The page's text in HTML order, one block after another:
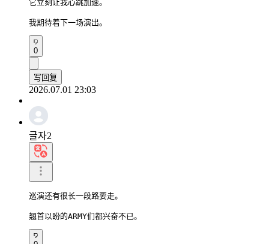
它立刻让我心跳加速。
我期待着下一场演出。
0
写回复
2026.07.01 23:03
글자2
巡演还有很长一段路要走。
翘首以盼的ARMY们都兴奋不已。